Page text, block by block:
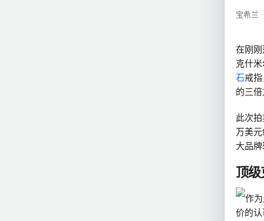
宝希兰
在刚
克什
石戒
的三倍
此次
万美
大品
顶
作
价的